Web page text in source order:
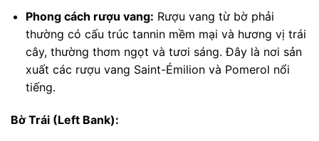
Phong cách rượu vang: Rượu vang từ bờ phải
thường có cấu trúc tannin mềm mại và hương vị trái
cây, thường thơm ngọt và tươi sáng. Đây là nơi sản
xuất các rượu vang Saint-Émilion và Pomerol nổi
tiếng.
Bờ Trái (Left Bank):